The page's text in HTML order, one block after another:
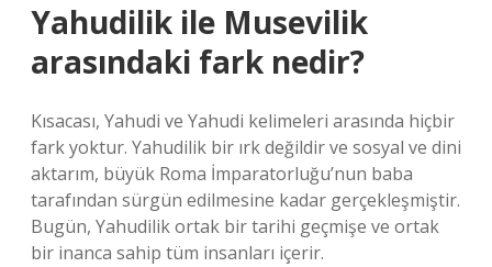
Yahudilik ile Musevilik
arasındaki fark nedir?
Kısacası, Yahudi ve Yahudi kelimeleri arasında hiçbir
fark yoktur. Yahudilik bir ırk değildir ve sosyal ve dini
aktarım, büyük Roma İmparatorluğu’nun baba
tarafından sürgün edilmesine kadar gerçekleşmiştir.
Bugün, Yahudilik ortak bir tarihi geçmişe ve ortak
bir inanca sahip tüm insanları içerir.